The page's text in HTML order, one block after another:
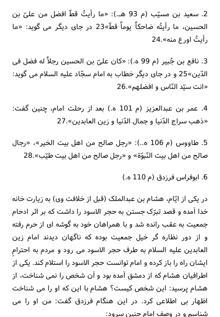
2. سعید بن مسیّب (م 93 هـ.): «ما رأیتُ قطّ افضل من علیّ بن
الحسین، ما رأیتُه ضاحکاً یوماً قطّ»23 در جای دیگر می گوید: «ما
رأیتُ اورع منه».24
3. نافع بن جُبیر (م 99 ه.): «کان علیّ بن الحسین رجلاً له فضل فی
الدّین»25 و در جای دیگر خطاب به امام سجّاد علیه السلام می گوید:
«انت سیّد النّاس و افضلهم».26
4. عمر بن عبدالعزیز (م 101 ه.) بعد از رحلت امام، چنین گفت:
«ذهب سراج الدّنیا و جمال الدّنیا و زین العابدین».27
5. طاووس (م 106 ه..): «رجل صالح من اهل بیت الخیر»، «رجال
صالح من اهل بیت النّبوّة» و «رجل صالح من اهل بیت طیّب».28
6. ابوفراس فرزدق (م 110 ه.)
در یکی از ایّام، هشام بن عبدالملک (قبل از خلافت وی) به زیارت خانه
خدا آمده و قصد تبرّک جستن به حجر الاسود را داشت که بر اثر ادحام
جمعیت به عقب رانده شد و با همراهان خود به گوشه ای از حرم رفته
و از دور نظاره گر خیل جمعیت بوده که ناگهان دیدند امام زین
العابدین علیه السلام به طرف حجر الاسود می رود و مردم به احترامِ
ایشان راه را باز کرده و امام توانست حجر الاسود را استلام کند. یکی از
اطرافیان هشام که از دمشق آمده بود و آن شخص را نمی شناخت، از
هشام پرسید: این شخص کیست؟ هشام با این که او را می شناخت
اظهار بی اطلاعی کرد. در این هنگام فرزدق گفت: من او را می
شناسم و در وصف امام چنین سرود: